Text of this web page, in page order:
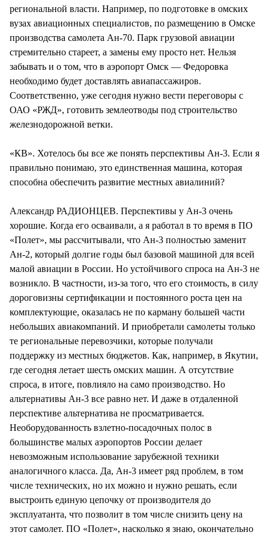
региональной власти. Например, по подготовке в омских
вузах авиационных специалистов, по размещению в Омске
производства самолета Ан-70. Парк грузовой авиации
стремительно стареет, а замены ему просто нет. Нельзя
забывать и о том, что в аэропорт Омск — Федоровка
необходимо будет доставлять авиапассажиров.
Соответственно, уже сегодня нужно вести переговоры с
ОАО «РЖД», готовить землеотводы под строительство
железнодорожной ветки.
«КВ». Хотелось бы все же понять перспективы Ан-3. Если я
правильно понимаю, это единственная машина, которая
способна обеспечить развитие местных авиалиний?
Александр РАДИОНЦЕВ. Перспективы у Ан-3 очень
хорошие. Когда его осваивали, а я работал в то время в ПО
«Полет», мы рассчитывали, что Ан-3 полностью заменит
Ан-2, который долгие годы был базовой машиной для всей
малой авиации в России. Но устойчивого спроса на Ан-3 не
возникло. В частности, из-за того, что его стоимость, в силу
дороговизны сертификации и постоянного роста цен на
комплектующие, оказалась не по карману большей части
небольших авиакомпаний. И приобретали самолеты только
те региональные перевозчики, которые получали
поддержку из местных бюджетов. Как, например, в Якутии,
где сегодня летает шесть омских машин. А отсутствие
спроса, в итоге, повлияло на само производство. Но
альтернативы Ан-3 все равно нет. И даже в отдаленной
перспективе альтернатива не просматривается.
Необорудованность взлетно-посадочных полос в
большинстве малых аэропортов России делает
невозможным использование зарубежной техники
аналогичного класса. Да, Ан-3 имеет ряд проблем, в том
числе технических, но их можно и нужно решать, если
выстроить единую цепочку от производителя до
эксплуатанта, что позволит в том числе снизить цену на
этот самолет. ПО «Полет», насколько я знаю, окончательно